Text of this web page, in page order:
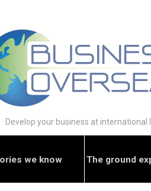
Develop your business at international
we know The ground